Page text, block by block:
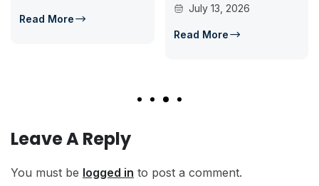
July 13, 2026
Leave A Reply
You must be logged in to post a comment.